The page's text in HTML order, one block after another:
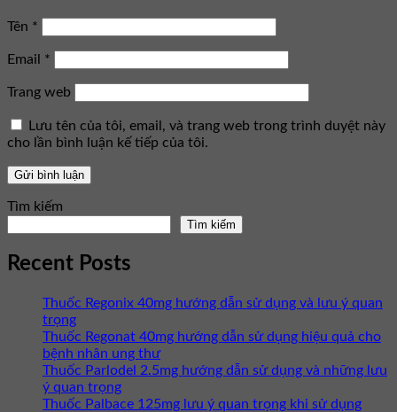
Tên *
Email *
Trang web
Lưu tên của tôi, email, và trang web trong trình duyệt này
cho lần bình luận kế tiếp của tôi.
Tìm kiếm
Tìm kiếm
Recent Posts
Thuốc Regonix 40mg hướng dẫn sử dụng và lưu ý quan
trọng
Thuốc Regonat 40mg hướng dẫn sử dụng hiệu quả cho
bệnh nhân ung thư
Thuốc Parlodel 2.5mg hướng dẫn sử dụng và những lưu
ý quan trọng
Thuốc Palbace 125mg lưu ý quan trọng khi sử dụng